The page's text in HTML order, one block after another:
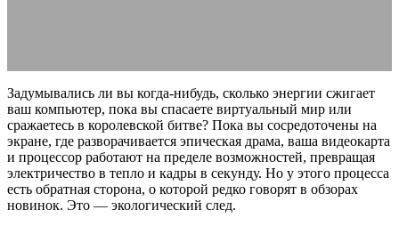
Задумывались ли вы когда-нибудь, сколько энергии сжигает
ваш компьютер, пока вы спасаете виртуальный мир или
сражаетесь в королевской битве? Пока вы сосредоточены на
экране, где разворачивается эпическая драма, ваша видеокарта
и процессор работают на пределе возможностей, превращая
электричество в тепло и кадры в секунду. Но у этого процесса
есть обратная сторона, о которой редко говорят в обзорах
новинок. Это — экологический след.